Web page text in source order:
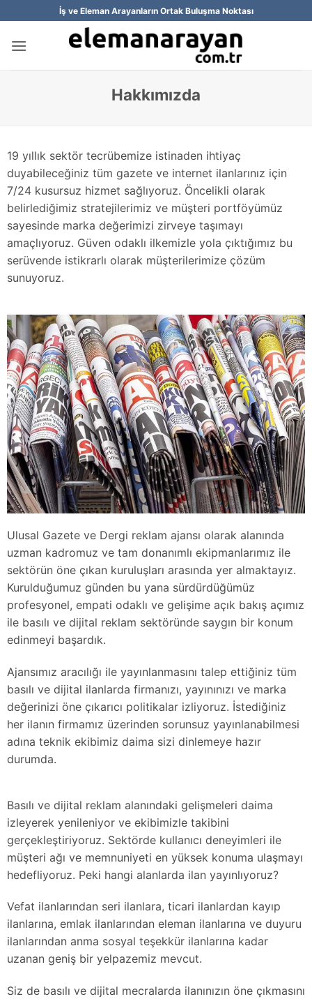
atla
İş ve Eleman Arayanların Ortak Buluşma Noktası
Hakkımızda
19 yıllık sektör tecrübemize istinaden ihtiyaç
duyabileceğiniz tüm gazete ve internet ilanlarınız için
7/24 kusursuz hizmet sağlıyoruz. Öncelikli olarak
belirlediğimiz stratejilerimiz ve müşteri portföyümüz
sayesinde marka değerimizi zirveye taşımayı
amaçlıyoruz. Güven odaklı ilkemizle yola çıktığımız bu
serüvende istikrarlı olarak müşterilerimize çözüm
sunuyoruz.
Ulusal Gazete ve Dergi reklam ajansı olarak alanında
uzman kadromuz ve tam donanımlı ekipmanlarımız ile
sektörün öne çıkan kuruluşları arasında yer almaktayız.
Kurulduğumuz günden bu yana sürdürdüğümüz
profesyonel, empati odaklı ve gelişime açık bakış açımız
ile basılı ve dijital reklam sektöründe saygın bir konum
edinmeyi başardık.
Ajansımız aracılığı ile yayınlanmasını talep ettiğiniz tüm
basılı ve dijital ilanlarda firmanızı, yayınınızı ve marka
değerinizi öne çıkarıcı politikalar izliyoruz. İstediğiniz
her ilanın firmamız üzerinden sorunsuz yayınlanabilmesi
adına teknik ekibimiz daima sizi dinlemeye hazır
durumda.
Basılı ve dijital reklam alanındaki gelişmeleri daima
izleyerek yenileniyor ve ekibimizle takibini
gerçekleştiriyoruz. Sektörde kullanıcı deneyimleri ile
müşteri ağı ve memnuniyeti en yüksek konuma ulaşmayı
hedefliyoruz. Peki hangi alanlarda ilan yayınlıyoruz?
Vefat ilanlarından seri ilanlara, ticari ilanlardan kayıp
ilanlarına, emlak ilanlarından eleman ilanlarına ve duyuru
ilanlarından anma sosyal teşekkür ilanlarına kadar
uzanan geniş bir yelpazemiz mevcut.
Siz de basılı ve dijital mecralarda ilanınızın öne çıkmasını